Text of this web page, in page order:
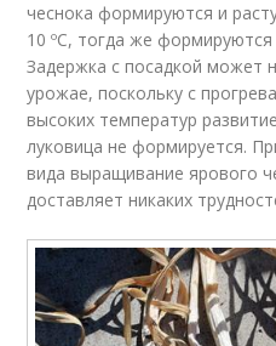
чеснока формируются и
10 ºC, тогда же формируются
Задержка с посадкой может
урожае, поскольку с
высоких температур
луковица не формируется.
вида выращивание ярового
доставляет никаких